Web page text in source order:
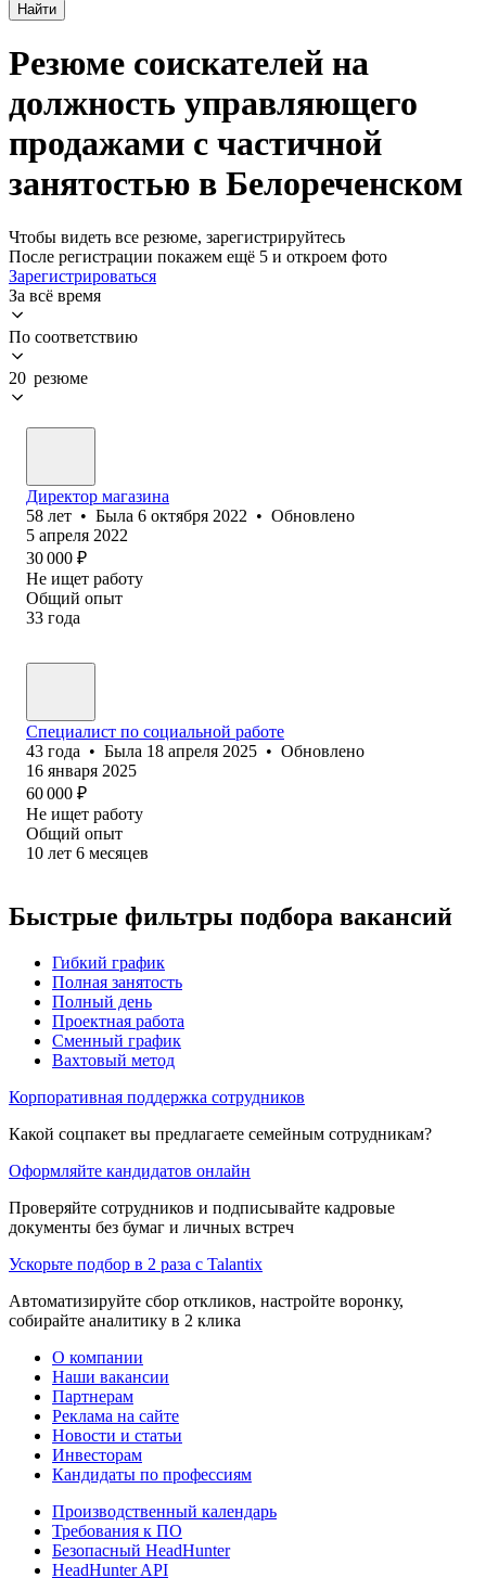
Найти
Резюме соискателей на
должность управляющего
продажами с частичной
занятостью в Белореченском
Чтобы видеть все резюме, зарегистрируйтесь
После регистрации покажем ещё 5 и откроем фото
Зарегистрироваться
За всё время
По соответствию
20 резюме
Директор магазина
58 лет • Была 6 октября 2022 • Обновлено
5 апреля 2022
30 000 ₽
Не ищет работу
Общий опыт
33 года
Специалист по социальной работе
43 года • Была 18 апреля 2025 • Обновлено
16 января 2025
60 000 ₽
Не ищет работу
Общий опыт
10 лет 6 месяцев
Быстрые фильтры подбора вакансий
Гибкий график
Полная занятость
Полный день
Проектная работа
Сменный график
Вахтовый метод
Корпоративная поддержка сотрудников
Какой соцпакет вы предлагаете семейным сотрудникам?
Оформляйте кандидатов онлайн
Проверяйте сотрудников и подписывайте кадровые
документы без бумаг и личных встреч
Ускорьте подбор в 2 раза с Talantix
Автоматизируйте сбор откликов, настройте воронку,
собирайте аналитику в 2 клика
О компании
Наши вакансии
Партнерам
Реклама на сайте
Новости и статьи
Инвесторам
Кандидаты по профессиям
Производственный календарь
Требования к ПО
Безопасный HeadHunter
HeadHunter API